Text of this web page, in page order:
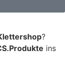
?
ins